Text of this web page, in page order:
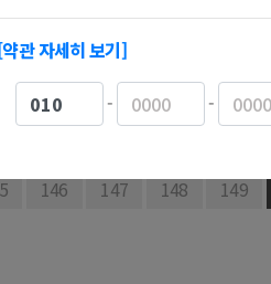
관 자세히 보기]
- -
146 147 148 149